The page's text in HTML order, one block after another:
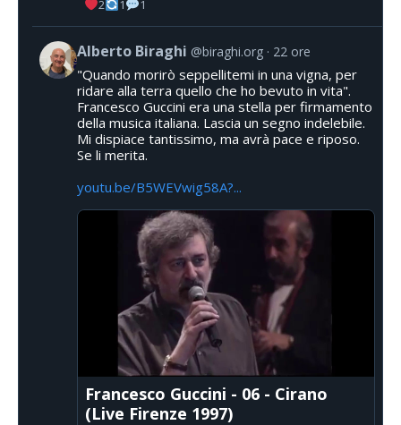
2 1 1
Alberto Biraghi @biraghi.org 22 ore
"Quando morirò seppellitemi in una vigna, per
ridare alla terra quello che ho bevuto in vita".
Francesco Guccini era una stella per firmamento
della musica italiana. Lascia un segno indelebile.
Mi dispiace tantissimo, ma avrà pace e riposo.
Se li merita.
youtu.be/B5WEVwig58A?...
Francesco Guccini - 06 - Cirano
(Live Firenze 1997)